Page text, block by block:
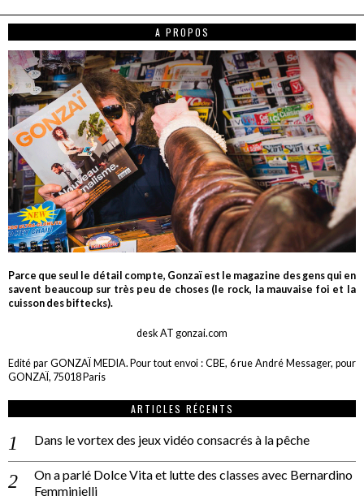
A PROPOS
Parce que seul le détail compte, Gonzaï est le magazine des gens qui en
savent beaucoup sur très peu de choses (le rock, la mauvaise foi et la
cuisson des biftecks).
desk AT gonzai.com
Edité par GONZAÏ MEDIA. Pour tout envoi : CBE, 6 rue André Messager, pour
GONZAÏ, 75018 Paris
ARTICLES RÉCENTS
Dans le vortex des jeux vidéo consacrés à la pêche
On a parlé Dolce Vita et lutte des classes avec Bernardino
Femminielli